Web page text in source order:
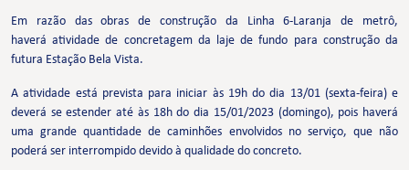
Em razão das obras de construção da Linha 6-Laranja de metrô,
haverá atividade de concretagem da laje de fundo para construção da
futura Estação Bela Vista.
A atividade está prevista para iniciar às 19h do dia 13/01 (sexta-feira) e
deverá se estender até às 18h do dia 15/01/2023 (domingo), pois haverá
uma grande quantidade de caminhões envolvidos no serviço, que não
poderá ser interrompido devido à qualidade do concreto.